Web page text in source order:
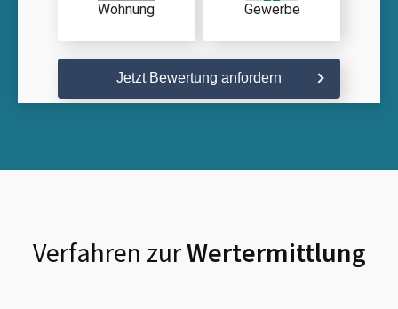
Wohnung Gewerbe
Jetzt Bewertung anfordern
Verfahren zurWertermittlung